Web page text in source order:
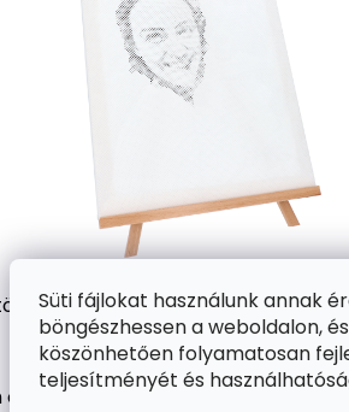
Süti fájlokat használunk annak
böngészhessen a weboldalon,
köszönhetően folyamatosan
teljesítményét és
száz különböző méretű,
csak egy apró, finom pöttyöt kell